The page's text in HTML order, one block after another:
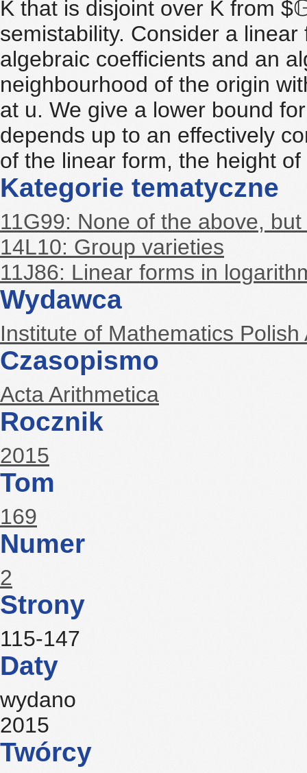
K that is disjoint over K from
semistability. Consider a
algebraic coefficients and an
neighbourhood of the origin
at u. We give a lower bound
depends up to an effectively
of the linear form, the height
Kategorie tematyczne
11G99: None of the above,
14L10: Group varieties
11J86: Linear forms in
Wydawca
Institute of Mathematics
Czasopismo
Acta Arithmetica
Rocznik
2015
Tom
169
Numer
2
Strony
115-147
Daty
wydano
2015
Twórcy